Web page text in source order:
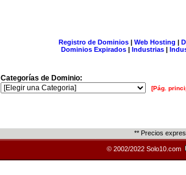
Registro de Dominios| Web Hosting |
Dominios Expirados | Industrias |
Categorías de Dominio:
[Pág.
** Precios
© 2002/2022 Solo10.com